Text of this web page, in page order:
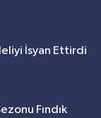
İsyan Ettirdi
Fındık